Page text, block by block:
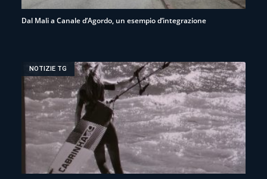
Dal Mali a Canale d’Agordo, un esempio d’integrazione
NOTIZIE TG